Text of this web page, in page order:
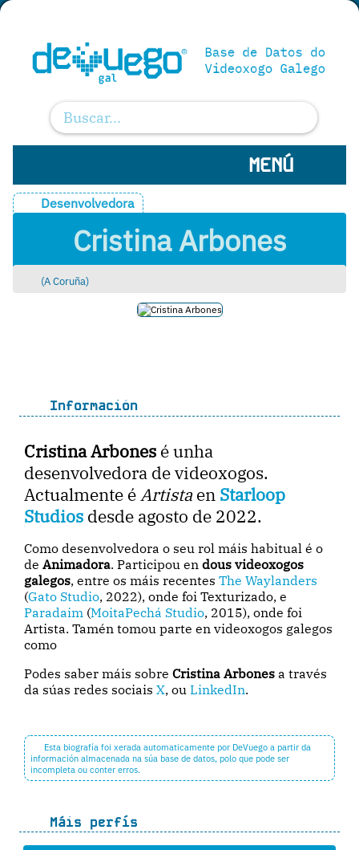
MENÚ
Desenvolvedora
Cristina Arbones
(A Coruña)
Información
Cristina Arbones é unha
desenvolvedora de videoxogos.
Actualmente éArtista en Starloop
Studios desde agosto de 2022.
Como desenvolvedora o seu rol máis habitual é o
deAnimadora. Participou endous videoxogos
galegos, entre os máis recentesThe Waylanders
(Gato Studio, 2022), onde foi Texturizado, e
Paradaim (MoitaPechá Studio, 2015), onde foi
Artista. Tamén tomou parte en videoxogos galegos
como
Podes saber máis sobreCristina Arbones a través
da súas redes sociaisX, ouLinkedIn.
Esta biografía foi xerada automaticamente por DeVuego a partir da
información almacenada na súa base de datos, polo que pode ser
incompleta ou conter erros.
Máis perfís